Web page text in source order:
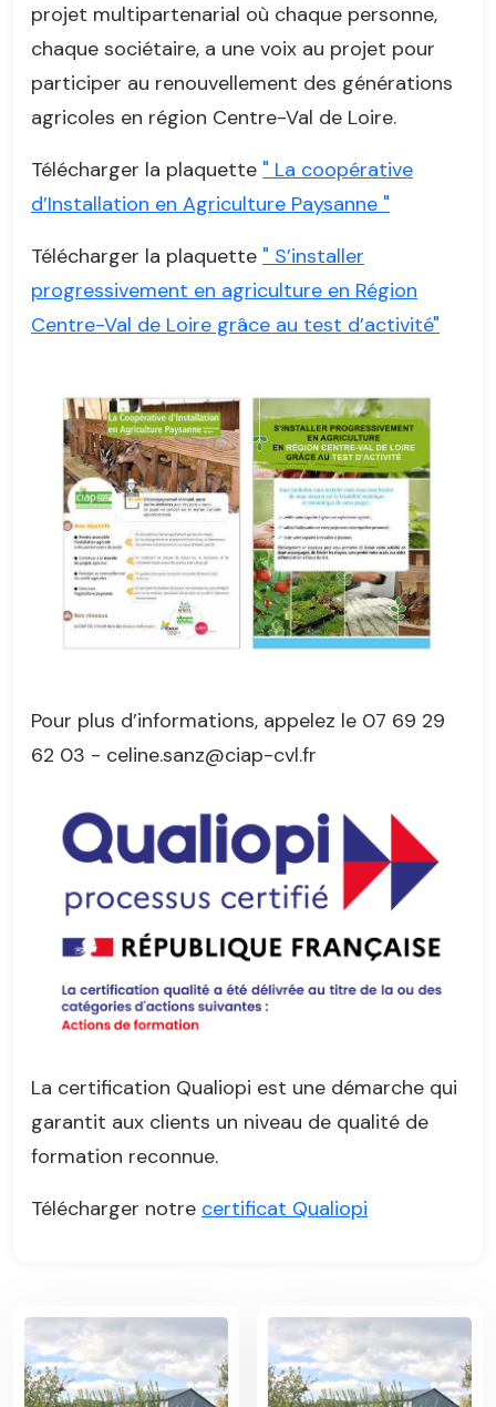
projet multipartenarial où chaque personne,
chaque sociétaire, a une voix au projet pour
participer au renouvellement des générations
agricoles en région Centre-Val de Loire.
Télécharger la plaquette " La coopérative
d’Installation en Agriculture Paysanne "
Télécharger la plaquette " S’installer
progressivement en agriculture en Région
Centre-Val de Loire grâce au test d’activité"
Pour plus d’informations, appelez le 07 69 29
62 03 - celine.sanz@ciap-cvl.fr
La certification Qualiopi est une démarche qui
garantit aux clients un niveau de qualité de
formation reconnue.
Télécharger notre certificat Qualiopi